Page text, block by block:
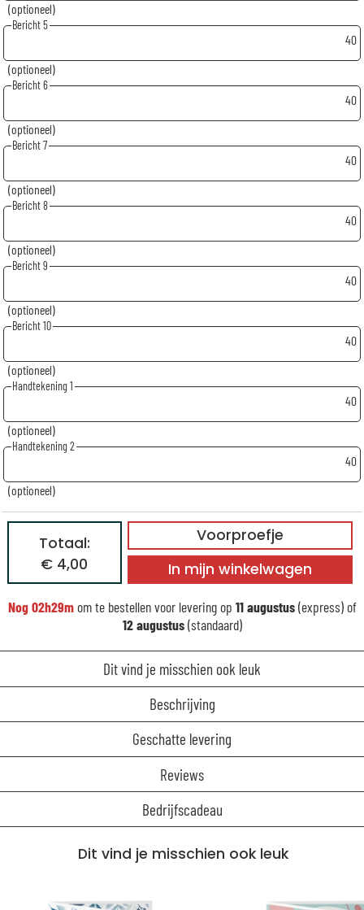
(optioneel)
Bericht 5
40
(optioneel)
Bericht 6
40
(optioneel)
Bericht 7
40
(optioneel)
Bericht 8
40
(optioneel)
Bericht 9
40
(optioneel)
Bericht 10
40
(optioneel)
Handtekening 1
40
(optioneel)
Handtekening 2
40
(optioneel)
Voorproefje
Totaal:
€ 4,00
In mijn winkelwagen
Nog02h29mom te bestellen voor levering op 11 augustus(express) of
12 augustus(standaard)
Dit vind je misschien ook leuk
Beschrijving
Geschatte levering
Reviews
Bedrijfscadeau
Dit vind je misschien ook leuk